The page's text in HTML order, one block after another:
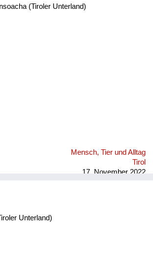
(Tiroler Unterland)
Mensch, Tier und Alltag
Tirol
17. November 2022
Unterland)